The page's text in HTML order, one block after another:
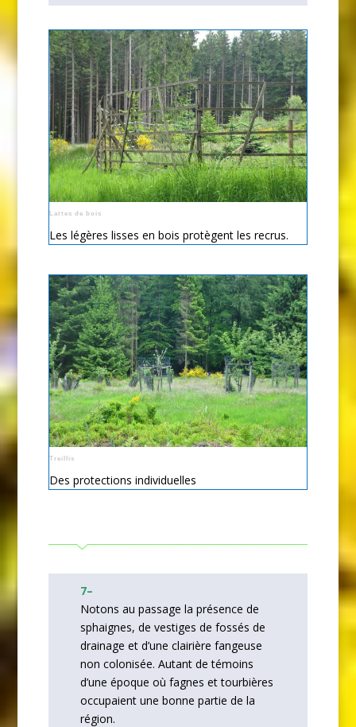
Lattes de bois
Les légères lisses en bois protègent les recrus.
Treillis
Des protections individuelles
7–
Notons au passage la présence de
sphaignes, de vestiges de fossés de
drainage et d’une clairière fangeuse
non colonisée. Autant de témoins
d’une époque où fagnes et tourbières
occupaient une bonne partie de la
région.